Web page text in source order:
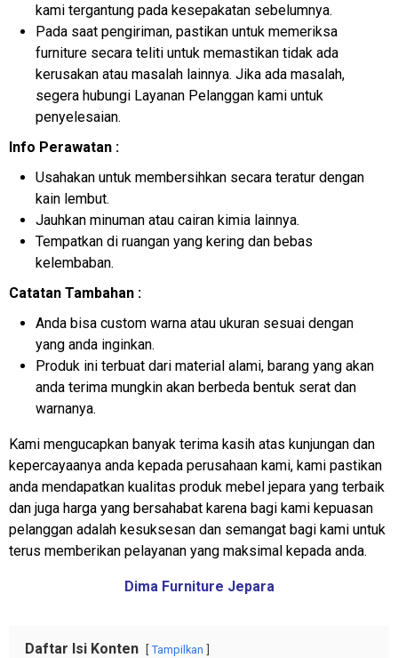
kami tergantung pada kesepakatan sebelumnya.
Pada saat pengiriman, pastikan untuk memeriksa
furniture secara teliti untuk memastikan tidak ada
kerusakan atau masalah lainnya. Jika ada masalah,
segera hubungi Layanan Pelanggan kami untuk
penyelesaian.
Info Perawatan :
Usahakan untuk membersihkan secara teratur dengan
kain lembut.
Jauhkan minuman atau cairan kimia lainnya.
Tempatkan di ruangan yang kering dan bebas
kelembaban.
Catatan Tambahan :
Anda bisa custom warna atau ukuran sesuai dengan
yang anda inginkan.
Produk ini terbuat dari material alami, barang yang akan
anda terima mungkin akan berbeda bentuk serat dan
warnanya.
Kami mengucapkan banyak terima kasih atas kunjungan dan
kepercayaanya anda kepada perusahaan kami, kami pastikan
anda mendapatkan kualitas produk mebel jepara yang terbaik
dan juga harga yang bersahabat karena bagi kami kepuasan
pelanggan adalah kesuksesan dan semangat bagi kami untuk
terus memberikan pelayanan yang maksimal kepada anda.
Dima Furniture Jepara
Daftar Isi Konten Tampilkan